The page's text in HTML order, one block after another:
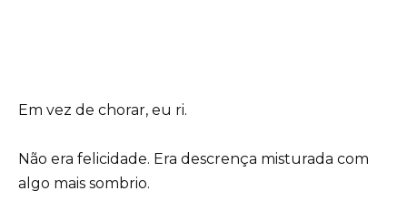
Em vez de chorar, eu ri.
Não era felicidade. Era descrença misturada com
algo mais sombrio.